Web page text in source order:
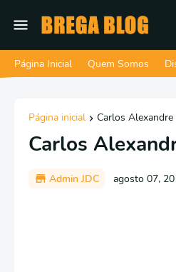
Página Inicial Quem Somos
Página inicial Carlos Alexandre
Carlos
Admin JDC agosto 07,